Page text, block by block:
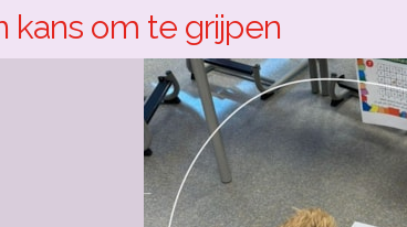
kans om te grijpen